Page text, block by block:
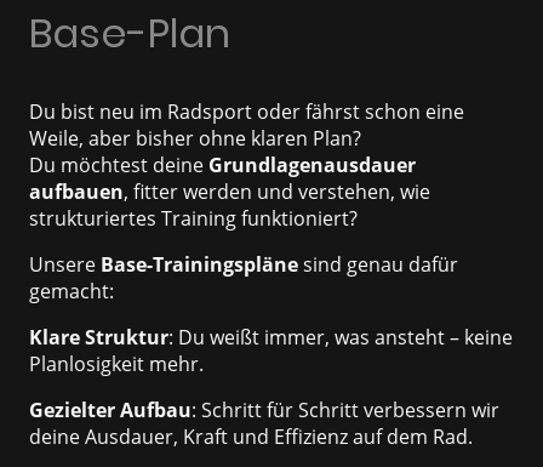
Base-Plan
Du bist neu im Radsport oder fährst schon eine
Weile, aber bisher ohne klaren Plan?
Du möchtest deine Grundlagenausdauer
aufbauen, fitter werden und verstehen, wie
strukturiertes Training funktioniert?
Unsere Base-Trainingsplänesind genau dafür
gemacht:
Klare Struktur: Du weißt immer, was ansteht – keine
Planlosigkeit mehr.
Gezielter Aufbau: Schritt für Schritt verbessern wir
deine Ausdauer, Kraft und Effizienz auf dem Rad.